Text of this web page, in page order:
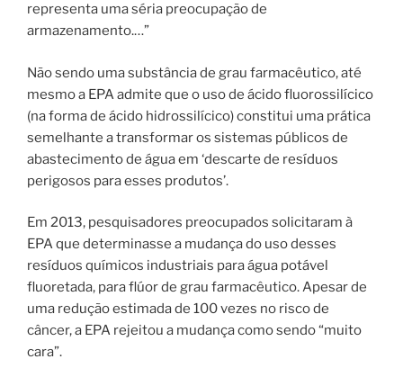
representa uma séria preocupação de
armazenamento.…”
Não sendo uma substância de grau farmacêutico, até
mesmo a EPA admite que o uso de ácido fluorossilícico
(na forma de ácido hidrossilícico) constitui uma prática
semelhante a transformar os sistemas públicos de
abastecimento de água em ‘descarte de resíduos
perigosos para esses produtos’.
Em 2013, pesquisadores preocupados solicitaram à
EPA que determinasse a mudança do uso desses
resíduos químicos industriais para água potável
fluoretada, para flúor de grau farmacêutico. Apesar de
uma redução estimada de 100 vezes no risco de
câncer, a EPA rejeitou a mudança como sendo “muito
cara”.